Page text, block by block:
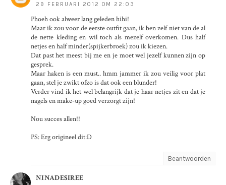
29 FEBRUARI 2012 OM 22:03
Phoeh ook alweer lang geleden hihi!
Maar ik zou voor de eerste outfit gaan, ik ben zelf niet van de al
de nette kleding en wil toch als mezelf overkomen. Dus half
netjes en half minder(spijkerbroek) zou ik kiezen.
Dat past het meest bij me en je moet wel jezelf kunnen zijn op
gesprek.
Maar haken is een must.. hmm jammer ik zou veilig voor plat
gaan, stel je zwikt ofzo is dat ook een blunder!
Verder vind ik het wel belangrijk dat je haar netjes zit en dat je
nagels en make-up goed verzorgt zijn!
Nou succes allen!!
PS: Erg origineel dit:D
Beantwoorden
NINADESIREE